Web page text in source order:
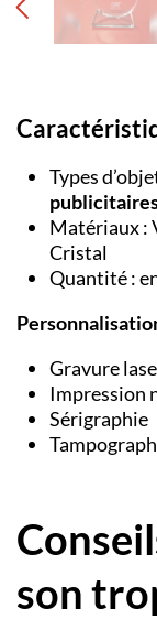
Types
Matériaux :
Cristal
Quantité :
Gravure
Impression
Sérigraphie
son